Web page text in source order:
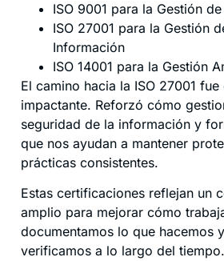
ISO 9001 para la Gestión
ISO 27001 para la Gestión
Información
ISO 14001 para la Gestión
El camino hacia la ISO 27001
impactante. Reforzó cómo
seguridad de la información y
que nos ayudan a mantener
prácticas consistentes.
Estas certificaciones reflejan un
amplio para mejorar cómo
documentamos lo que hacemos
verificamos a lo largo del